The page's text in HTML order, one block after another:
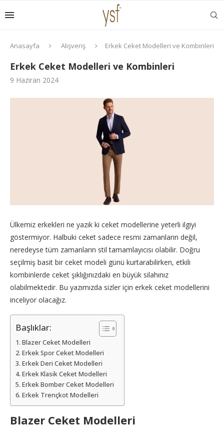
Anasayfa Alışveriş Erkek Ceket Modelleri ve Kombinleri
Erkek Ceket Modelleri ve Kombinleri
9 Haziran 2024
Ülkemiz erkekleri ne yazık ki ceket modellerine yeterli ilgiyi
göstermiyor. Halbuki ceket sadece resmi zamanların değil,
neredeyse tüm zamanların stil tamamlayıcısı olabilir. Doğru
seçilmiş basit bir ceket modeli günü kurtarabilirken, etkili
kombinlerde ceket şıklığınızdaki en büyük silahınız
olabilmektedir. Bu yazımızda sizler için erkek ceket modellerini
inceliyor olacağız.
Başlıklar:
Blazer Ceket Modelleri
Erkek Spor Ceket Modelleri
Erkek Deri Ceket Modelleri
Erkek Klasik Ceket Modelleri
Erkek Bomber Ceket Modelleri
Erkek Trençkot Modelleri
Blazer Ceket Modelleri